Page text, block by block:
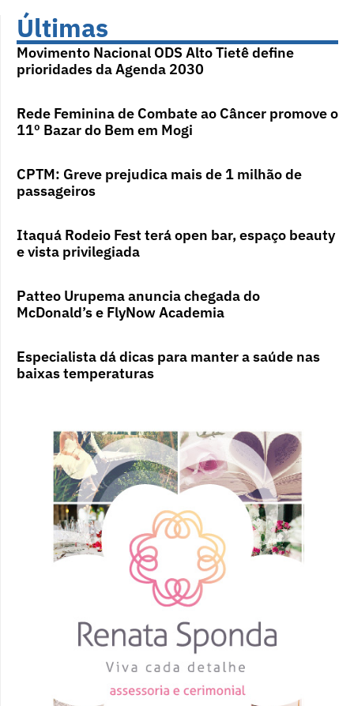
Últimas
Movimento Nacional ODS Alto Tietê define
prioridades da Agenda 2030
Rede Feminina de Combate ao Câncer promove o
11º Bazar do Bem em Mogi
CPTM: Greve prejudica mais de 1 milhão de
passageiros
Itaquá Rodeio Fest terá open bar, espaço beauty
e vista privilegiada
Patteo Urupema anuncia chegada do
McDonald’s e FlyNow Academia
Especialista dá dicas para manter a saúde nas
baixas temperaturas